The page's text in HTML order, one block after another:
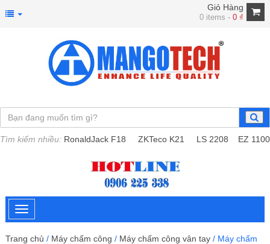
Giỏ Hàng
0 items -0 ₫
Tìm kiếm nhiều: RonaldJack F18 ZKTeco K21 LS 2208 EZ 1100
Trang chủ / Máy chấm công / Máy chấm công vân tay / Máy chấm